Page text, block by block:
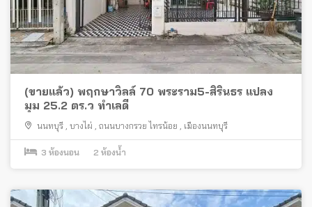
(ขายแล้ว) พฤกษาวิลล์ 70 พระราม5-สิรินธร แปลง
มุม 25.2 ตร.ว ทำเลดี
นนทบุรี บางไผ่ ถนนบางกรวย ไทรน้อย เมืองนนทบุรี
3 ห้องนอน 2 ห้องน้ำ